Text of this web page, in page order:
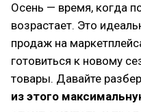
Осень — время, когда
возрастает. Это
продаж на
готовиться к новому
товары. Давайте
из этого